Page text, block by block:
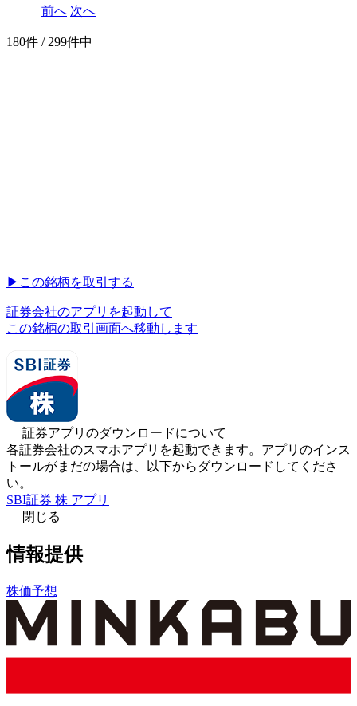
前へ 次へ
180件 / 299件中
▶︎ この銘柄を取引する
証券会社のアプリを起動して
この銘柄の取引画面へ移動します
証券アプリのダウンロードについて
各証券会社のスマホアプリを起動できます。アプリのインス
トールがまだの場合は、以下からダウンロードしてくださ
い。
SBI証券 株 アプリ
閉じる
情報提供
株価予想